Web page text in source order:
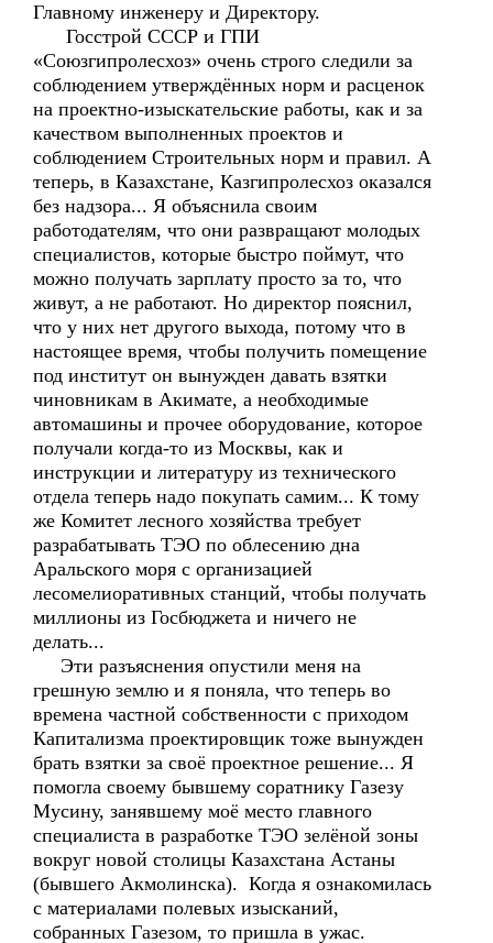
Главному инженеру и Директору.
Госстрой СССР и ГПИ
«Союзгипролесхоз» очень строго следили за
соблюдением утверждённых норм и расценок
на проектно-изыскательские работы, как и за
качеством выполненных проектов и
соблюдением Строительных норм и правил. А
теперь, в Казахстане, Казгипролесхоз оказался
без надзора... Я объяснила своим
работодателям, что они развращают молодых
специалистов, которые быстро поймут, что
можно получать зарплату просто за то, что
живут, а не работают. Но директор пояснил,
что у них нет другого выхода, потому что в
настоящее время, чтобы получить помещение
под институт он вынужден давать взятки
чиновникам в Акимате, а необходимые
автомашины и прочее оборудование, которое
получали когда-то из Москвы, как и
инструкции и литературу из технического
отдела теперь надо покупать самим... К тому
же Комитет лесного хозяйства требует
разрабатывать ТЭО по облесению дна
Аральского моря с организацией
лесомелиоративных станций, чтобы получать
миллионы из Госбюджета и ничего не
делать...
Эти разъяснения опустили меня на
грешную землю и я поняла, что теперь во
времена частной собственности с приходом
Капитализма проектировщик тоже вынужден
брать взятки за своё проектное решение... Я
помогла своему бывшему соратнику Газезу
Мусину, занявшему моё место главного
специалиста в разработке ТЭО зелёной зоны
вокруг новой столицы Казахстана Астаны
(бывшего Акмолинска). Когда я ознакомилась
с материалами полевых изысканий,
собранных Газезом, то пришла в ужас.